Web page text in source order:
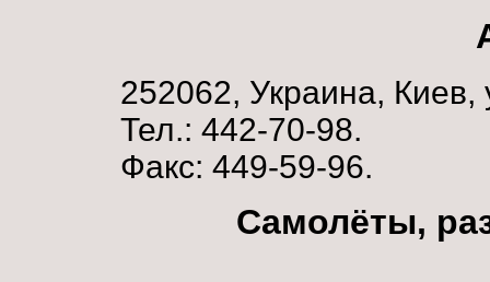
252062, Украина, Киев,
Тел.: 442-70-98.
Факс: 449-59-96.
Самолёты,